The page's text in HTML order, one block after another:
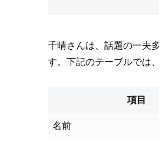
千晴さんは、話題の一夫
す。下記のテーブルでは
項目
名前